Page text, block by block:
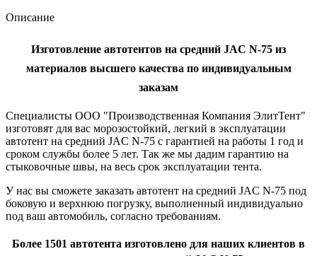
Описание
Изготовление автотентов на средний JAC N-75 из
материалов высшего качества по индивидуальным
заказам
Специалисты ООО "Производственная Компания ЭлитТент"
изготовят для вас морозостойкий, легкий в эксплуатации
автотент на средний JAC N-75 с гарантией на работы 1 год и
сроком службы более 5 лет. Так же мы дадим гарантию на
стыковочные швы, на весь срок эксплуатации тента.
У нас вы сможете заказать автотент на средний JAC N-75 под
боковую и верхнюю погрузку, выполненный индивидуально
под ваш автомобиль, согласно требованиям.
Более 1501 автотента изготовлено для наших клиентов в